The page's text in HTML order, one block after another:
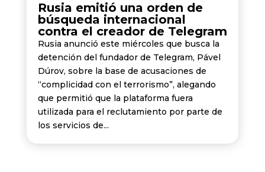
Rusia emitió una orden de
búsqueda internacional
contra el creador de Telegram
Rusia anunció este miércoles que busca la
detención del fundador de Telegram, Pável
Dúrov, sobre la base de acusaciones de
“complicidad con el terrorismo”, alegando
que permitió que la plataforma fuera
utilizada para el reclutamiento por parte de
los servicios de...